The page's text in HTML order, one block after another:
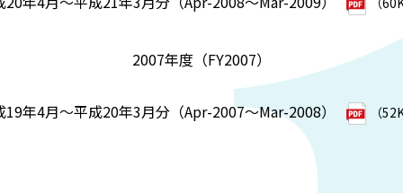
2007年度（FY2007）
19年4月～平成20年3月分（Apr-2007～Mar-2008） （